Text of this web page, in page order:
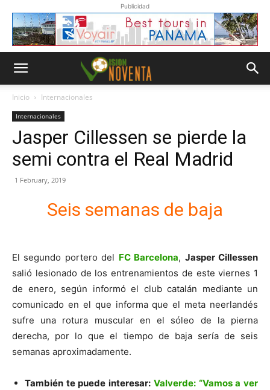
Publicidad
Inicio Internacionales
Internacionales
Jasper Cillessen se pierde la
semi contra el Real Madrid
1 February, 2019
Seis semanas de baja
El segundo portero del FC Barcelona, Jasper Cillessen
salió lesionado de los entrenamientos de este viernes 1
de enero, según informó el club catalán mediante un
comunicado en el que informa que el meta neerlandés
sufre una rotura muscular en el sóleo de la pierna
derecha, por lo que el tiempo de baja sería de seis
semanas aproximadamente.
También te puede interesar: Valverde: “Vamos a ver